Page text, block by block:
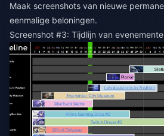
Maak screenshots van nieuwe
eenmalige beloningen.
Screenshot #3: Tijdlijn van